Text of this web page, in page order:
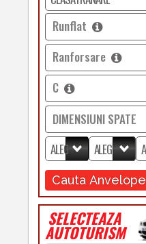
Runflat
Ranforsare
C
DIMENSIUNI SPATE
Cauta Anvelope
SELECTEAZA
AUTOTURISM